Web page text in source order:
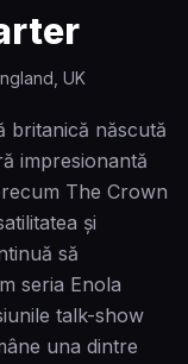
UK
britanică născută
impresionantă
The Crown
și
să
seria Enola
talk-show
una dintre